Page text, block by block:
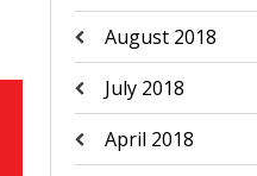
August 2018
July 2018
April 2018